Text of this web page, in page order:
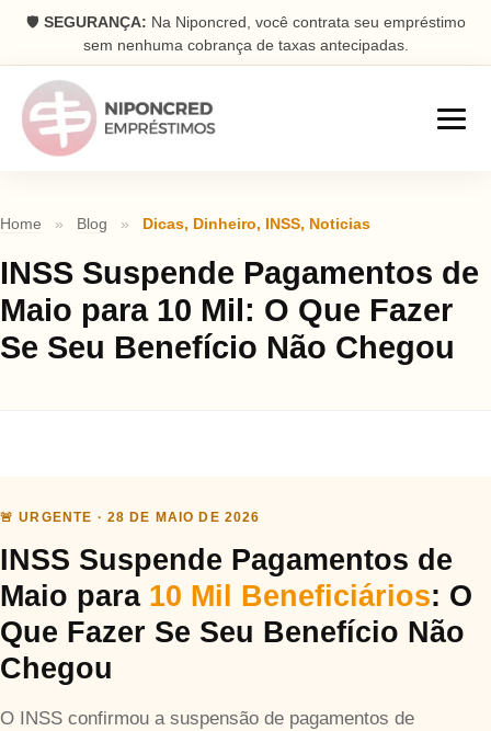
🛡️ SEGURANÇA: Na Niponcred, você contrata seu empréstimo
sem nenhuma cobrança de taxas antecipadas.
Consignado
Parcelas descontadas na folha
Pessoal
Dinheiro rápido na conta
Sobre
Blog
Home » Blog » Dicas, Dinheiro, INSS, Noticias
INSS Suspende Pagamentos de
Maio para 10 Mil: O Que Fazer
Se Seu Benefício Não Chegou
🚨 URGENTE · 28 DE MAIO DE 2026
INSS Suspende Pagamentos de
Maio para 10 Mil Beneficiários: O
Que Fazer Se Seu Benefício Não
Chegou
O INSS confirmou a suspensão de pagamentos de